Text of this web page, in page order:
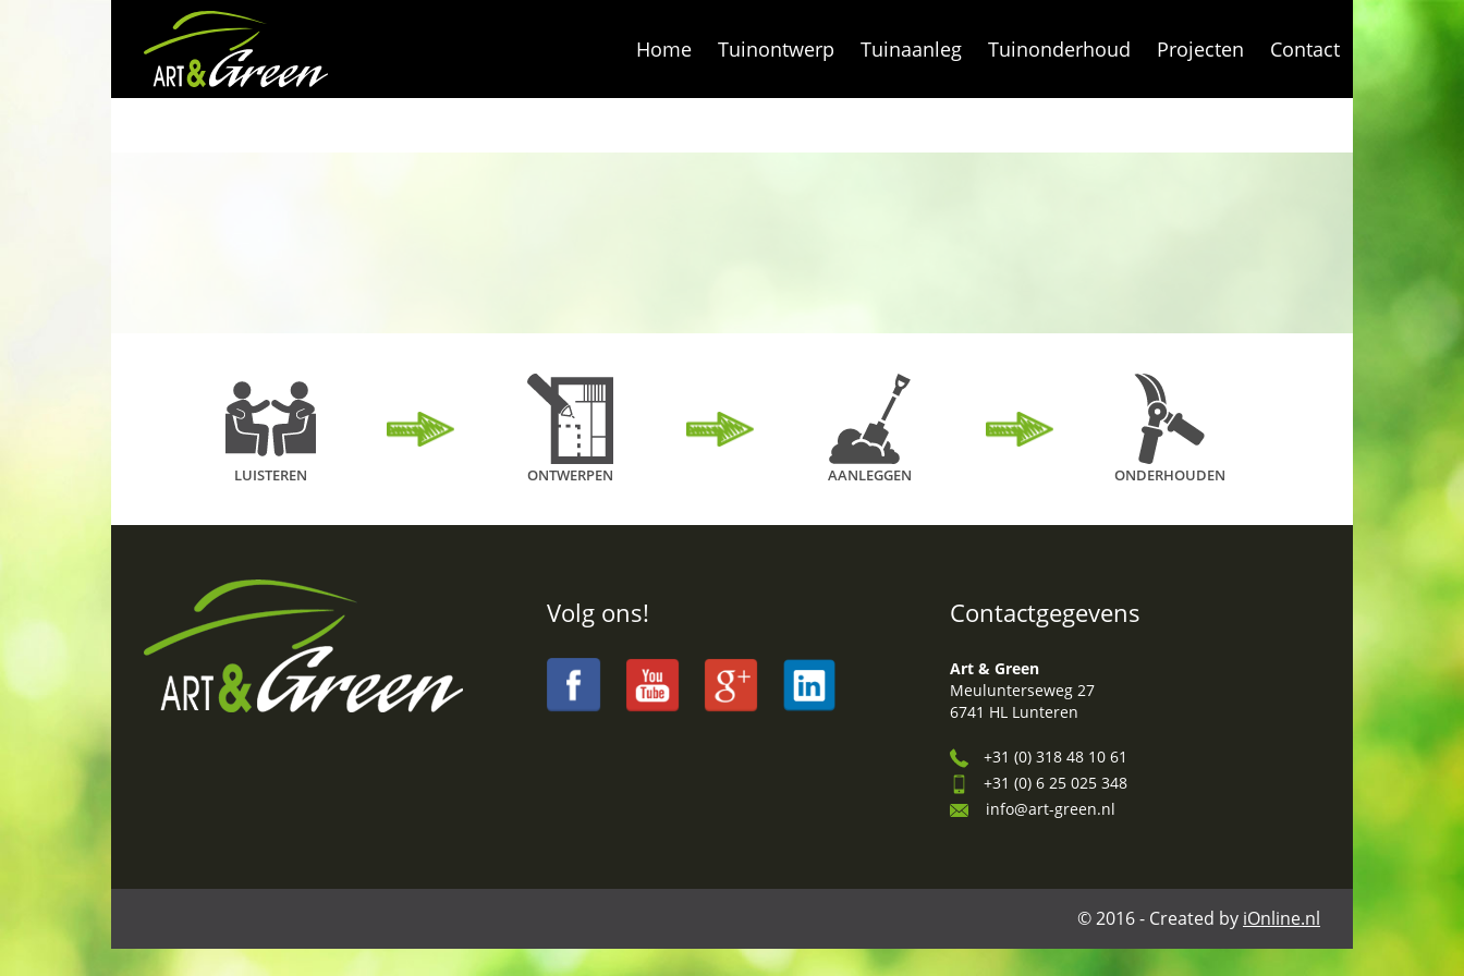
Home Tuinontwerp Tuinaanleg Tuinonderhoud Projecten Contact
LUISTEREN ONTWERPEN AANLEGGEN ONDERHOUDEN
Volg ons! Contactgegevens
Art & Green
Meulunterseweg 27
6741 HL Lunteren
+31 (0) 318 48 10 61
+31 (0) 6 25 025 348
info@art-green.nl
© 2016 - Created by iOnline.nl